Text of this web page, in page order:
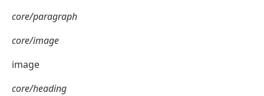
core/paragraph
core/image
image
core/heading